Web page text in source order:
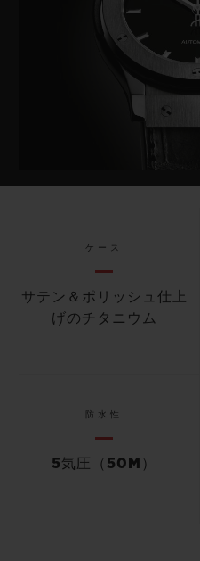
ケース
サテン＆ポリッシュ仕上
げのチタニウム
防水性
5気圧（50M）